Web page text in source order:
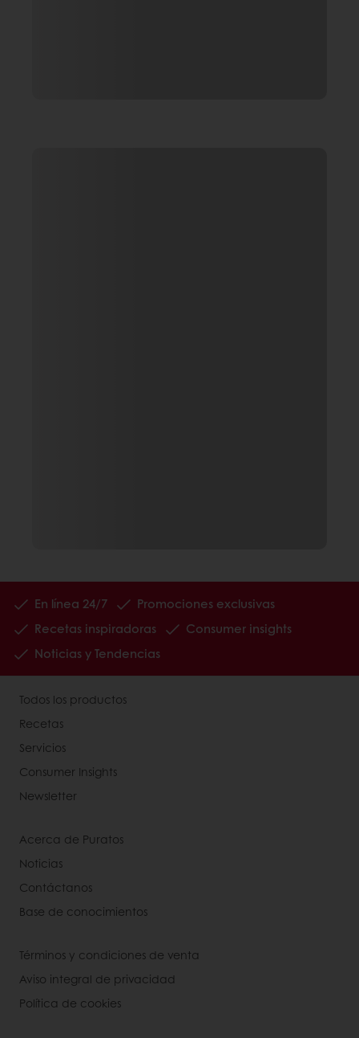
En línea 24/7
Promociones exclusivas
Recetas inspiradoras
Consumer insights
Noticias y Tendencias
Todos los productos
Recetas
Servicios
Consumer Insights
Newsletter
Acerca de Puratos
Noticias
Contáctanos
Base de conocimientos
Términos y condiciones de venta
Aviso integral de privacidad
Política de cookies